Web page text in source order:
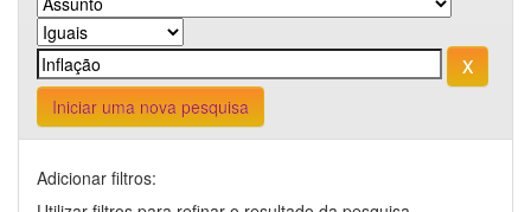
Iniciar uma nova pesquisa
Adicionar filtros: